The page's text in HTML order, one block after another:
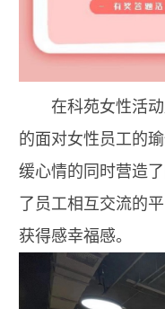
在科苑女性活动
的面对女性员工的
缓心情的同时营造
了员工相互交流的
获得感幸福感。